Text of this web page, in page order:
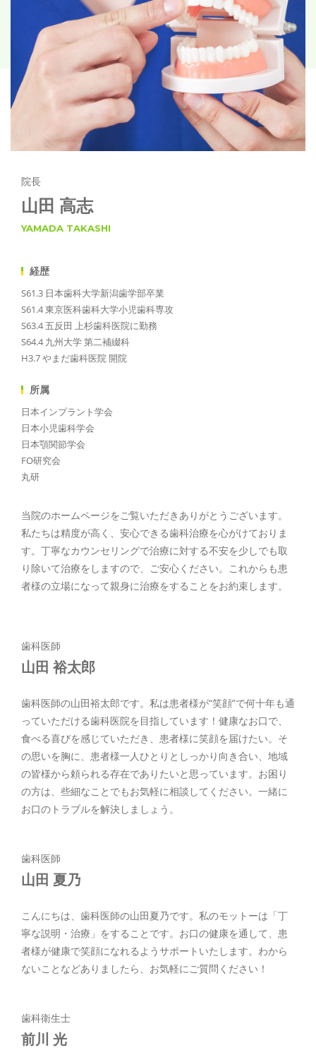
院長
山田 高志
YAMADA TAKASHI
経歴
S61.3 日本歯科大学新潟歯学部卒業
S61.4 東京医科歯科大学小児歯科専攻
S63.4 五反田 上杉歯科医院に勤務
S64.4 九州大学 第二補綴科
H3.7 やまだ歯科医院 開院
所属
日本インプラント学会
日本小児歯科学会
日本顎関節学会
FO研究会
丸研
当院のホームページをご覧いただきありがとうございます。
私たちは精度が高く、安心できる歯科治療を心がけておりま
す。丁寧なカウンセリングで治療に対する不安を少しでも取
り除いて治療をしますので、ご安心ください。これからも患
者様の立場になって親身に治療をすることをお約束します。
歯科医師
山田 裕太郎
歯科医師の山田裕太郎です。私は患者様が“笑顔”で何十年も通
っていただける歯科医院を目指しています！健康なお口で、
食べる喜びを感じていただき、患者様に笑顔を届けたい。そ
の思いを胸に、患者様一人ひとりとしっかり向き合い、地域
の皆様から頼られる存在でありたいと思っています。お困り
の方は、些細なことでもお気軽に相談してください。一緒に
お口のトラブルを解決しましょう。
歯科医師
山田 夏乃
こんにちは、歯科医師の山田夏乃です。私のモットーは「丁
寧な説明・治療」をすることです。お口の健康を通して、患
者様が健康で笑顔になれるようサポートいたします。わから
ないことなどありましたら、お気軽にご質問ください！
歯科衛生士
前川 光